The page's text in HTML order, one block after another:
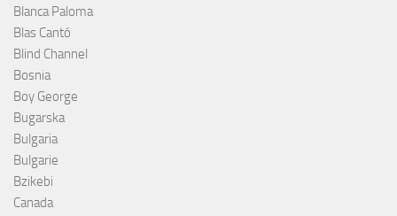
Blanca Paloma
Blas Cantó
Blind Channel
Bosnia
Boy George
Bugarska
Bulgaria
Bulgarie
Bzikebi
Canada